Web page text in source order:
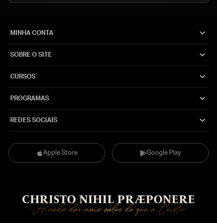
Apple Store Google Play
MINHA CONTA
SOBRE O SITE
CURSOS
PROGRAMAS
REDES SOCIAIS